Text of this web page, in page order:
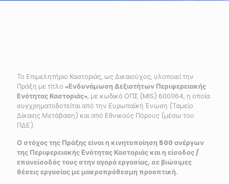
Το Επιμελητήριο Καστοριάς, ως Δικαιούχος, υλοποιεί την
Πράξη με τίτλο «Ενδυνάμωση Δεξιοτήτων Περιφερειακής
Ενότητας Καστοριάς», με κωδικό ΟΠΣ (MIS) 6001164, η οποία
συγχρηματοδοτείται από την Ευρωπαϊκή Ένωση (Ταμείο
Δίκαιης Μετάβαση) και από Εθνικούς Πόρους (μέσω του
ΠΔΕ).
Ο στόχος της Πράξης είναι η κινητοποίηση 500 ανέργων
της Περιφερειακής Ενότητας Καστοριάς και η είσοδος /
επανείσοδός τους στην αγορά εργασίας, σε βιώσιμες
θέσεις εργασίας με μακροπρόθεσμη προοπτική.